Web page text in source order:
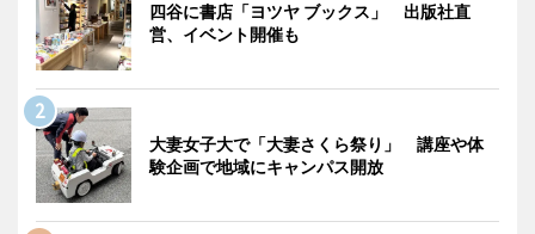
四谷に書店「ヨツヤ ブックス」 出版社直
営、イベント開催も
大妻女子大で「大妻さくら祭り」 講座や体
験企画で地域にキャンパス開放